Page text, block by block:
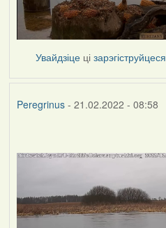
Увайдзіце цізарэгіструйцеся
Peregrinus- 21.02.2022 - 08:58